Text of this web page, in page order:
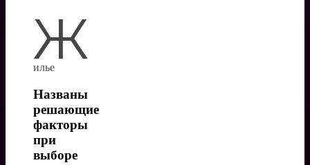
Ж
илье
Названы
решающие
факторы
при
выборе